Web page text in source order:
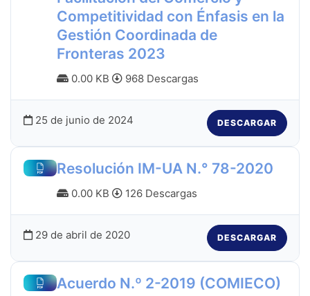
Competitividad con Énfasis en la
Gestión Coordinada de
Fronteras 2023
0.00 KB 968 Descargas
25 de junio de 2024 DESCARGAR
Resolución IM-UA N.° 78-2020
0.00 KB 126 Descargas
29 de abril de 2020 DESCARGAR
Acuerdo N.º 2-2019 (COMIECO)